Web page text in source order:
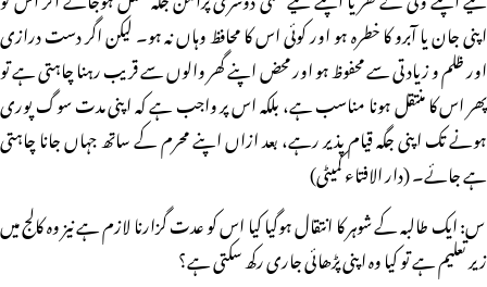
اپنی جان یا آبرو کا خطرہ ہو اور کوئی اس کا محافظ وہاں نہ ہو۔ لیکن اگر دست درازی
اور ظلم و زیادتی سے محفوظ ہو اور محض اپنے گھر والوں سے قریب رہنا چاہتی ہے تو
پھر اس کا منتقل ہونا مناسب ہے، بلکہ اس پر واجب ہے کہ اپنی مدت سوگ پوری
ہونے تک اپنی جگہ قیام پذیر رہے، بعد ازاں اپنے محرم کے ساتھ جہاں جانا چاہتی
ہے جائے۔ (دار الافتاء کمیٹی)
س: ایک طالبہ کے شوہر کا انتقال ہوگیا کیا اس کو عدت گزارنا لازم ہے نیز وہ کالج میں
زیر تعلیم ہے تو کیا وہ اپنی پڑھائی جاری رکھ سکتی ہے؟